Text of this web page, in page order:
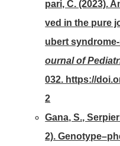
pari, C. (2023).
ved in the pure
ubert
ournal of
032. https://
2
Gana, S.,
2).